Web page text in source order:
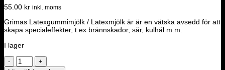
55.00 kr inkl. moms
Grimas Latexgummimjölk / Latexmjölk är är en vätska avsedd för att
skapa specialeffekter, t.ex brännskador, sår, kulhål m.m.
I lager
Grimas
-